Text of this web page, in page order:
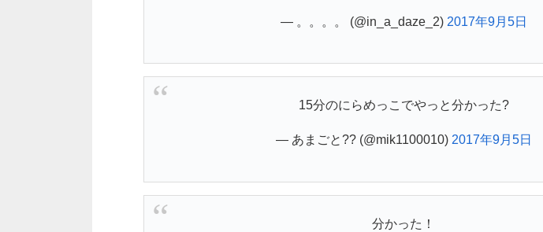
— 。。。。 (@in_a_daze_2) 2017年9月5日
15分のにらめっこでやっと分かった?
— あまごと?? (@mik1100010) 2017年9月5日
分かった！